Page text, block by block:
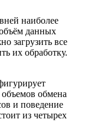
наиболее
объём данных
загрузить все
их обработку.
обмена
и поведение
из четырех